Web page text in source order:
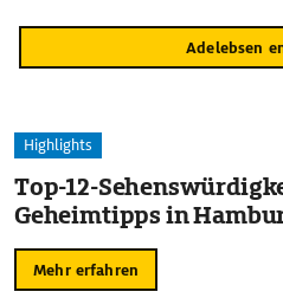
Adelebsen
Highlights
Top-12-
Geheimtipps in
Mehr erfahren